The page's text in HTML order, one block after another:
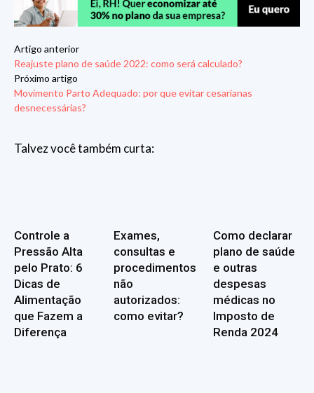
Artigo anterior
Reajuste plano de saúde 2022: como será calculado?
Próximo artigo
Movimento Parto Adequado: por que evitar cesarianas
desnecessárias?
Talvez você também curta:
Controle a
Pressão Alta
pelo Prato: 6
Dicas de
Alimentação
que Fazem a
Diferença
Exames,
consultas e
procedimentos
não
autorizados:
como evitar?
Como declarar
plano de saúde
e outras
despesas
médicas no
Imposto de
Renda 2024